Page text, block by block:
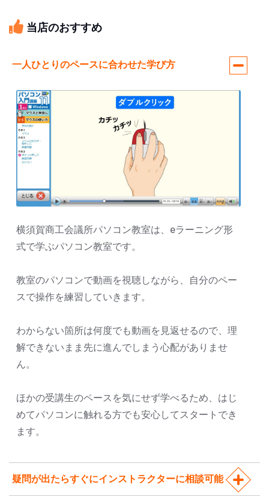
当店のおすすめ
一人ひとりのペースに合わせた学び方
横須賀商工会議所パソコン教室は、eラーニング形
式で学ぶパソコン教室です。
教室のパソコンで動画を視聴しながら、自分のペー
スで操作を練習していきます。
わからない箇所は何度でも動画を見返せるので、理
解できないまま先に進んでしまう心配がありませ
ん。
ほかの受講生のペースを気にせず学べるため、はじ
めてパソコンに触れる方でも安心してスタートでき
ます。
疑問が出たらすぐにインストラクターに相談可能